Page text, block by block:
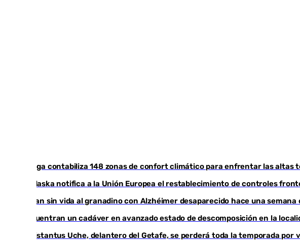
Málaga contabiliza 148 zonas de confort climático para enfrentar las altas
Marlaska notifica a la Unión Europea el restablecimiento de controles
Hallan sin vida al granadino con Alzhéimer desaparecido hace una semana
Encuentran un cadáver en avanzado estado de descomposición en la
Christantus Uche, delantero del Getafe, se perderá toda la temporada